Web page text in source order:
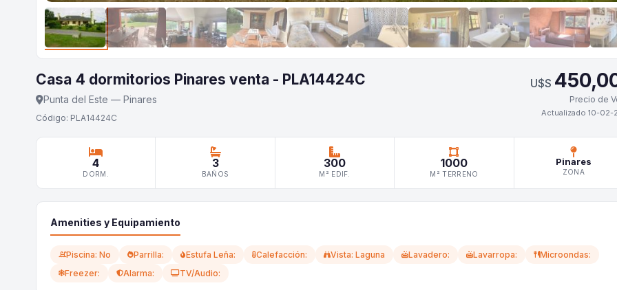
Casa 4 dormitorios Pinares venta - PLA14424C
Punta del Este — Pinares
Código: PLA14424C
U$S
Precio de
Actualizado 10-02-
4
DORM.
3
BAÑOS
300
M² EDIF.
1000
M² TERRENO
Pinares
ZONA
Amenities y Equipamiento
Piscina: No Parrilla: Estufa Leña: Calefacción: Vista: Laguna Lavadero: Lavarropa:
Microondas:
Freezer:
Alarma: TV/Audio: